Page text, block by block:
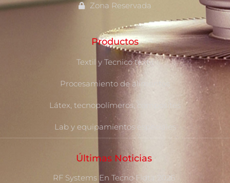
Zona Reservada
Productos
Textil y Tecnico textil
Procesamiento de alimentos
Látex, tecnopolímeros, composites
Lab y equipamientos especiales
Últimas Noticias
RF Systems En Tecno Fidta 2026